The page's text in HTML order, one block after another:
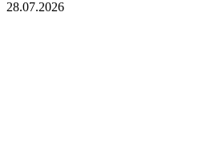
28.07.2026